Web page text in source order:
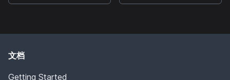
文档
Getting Started